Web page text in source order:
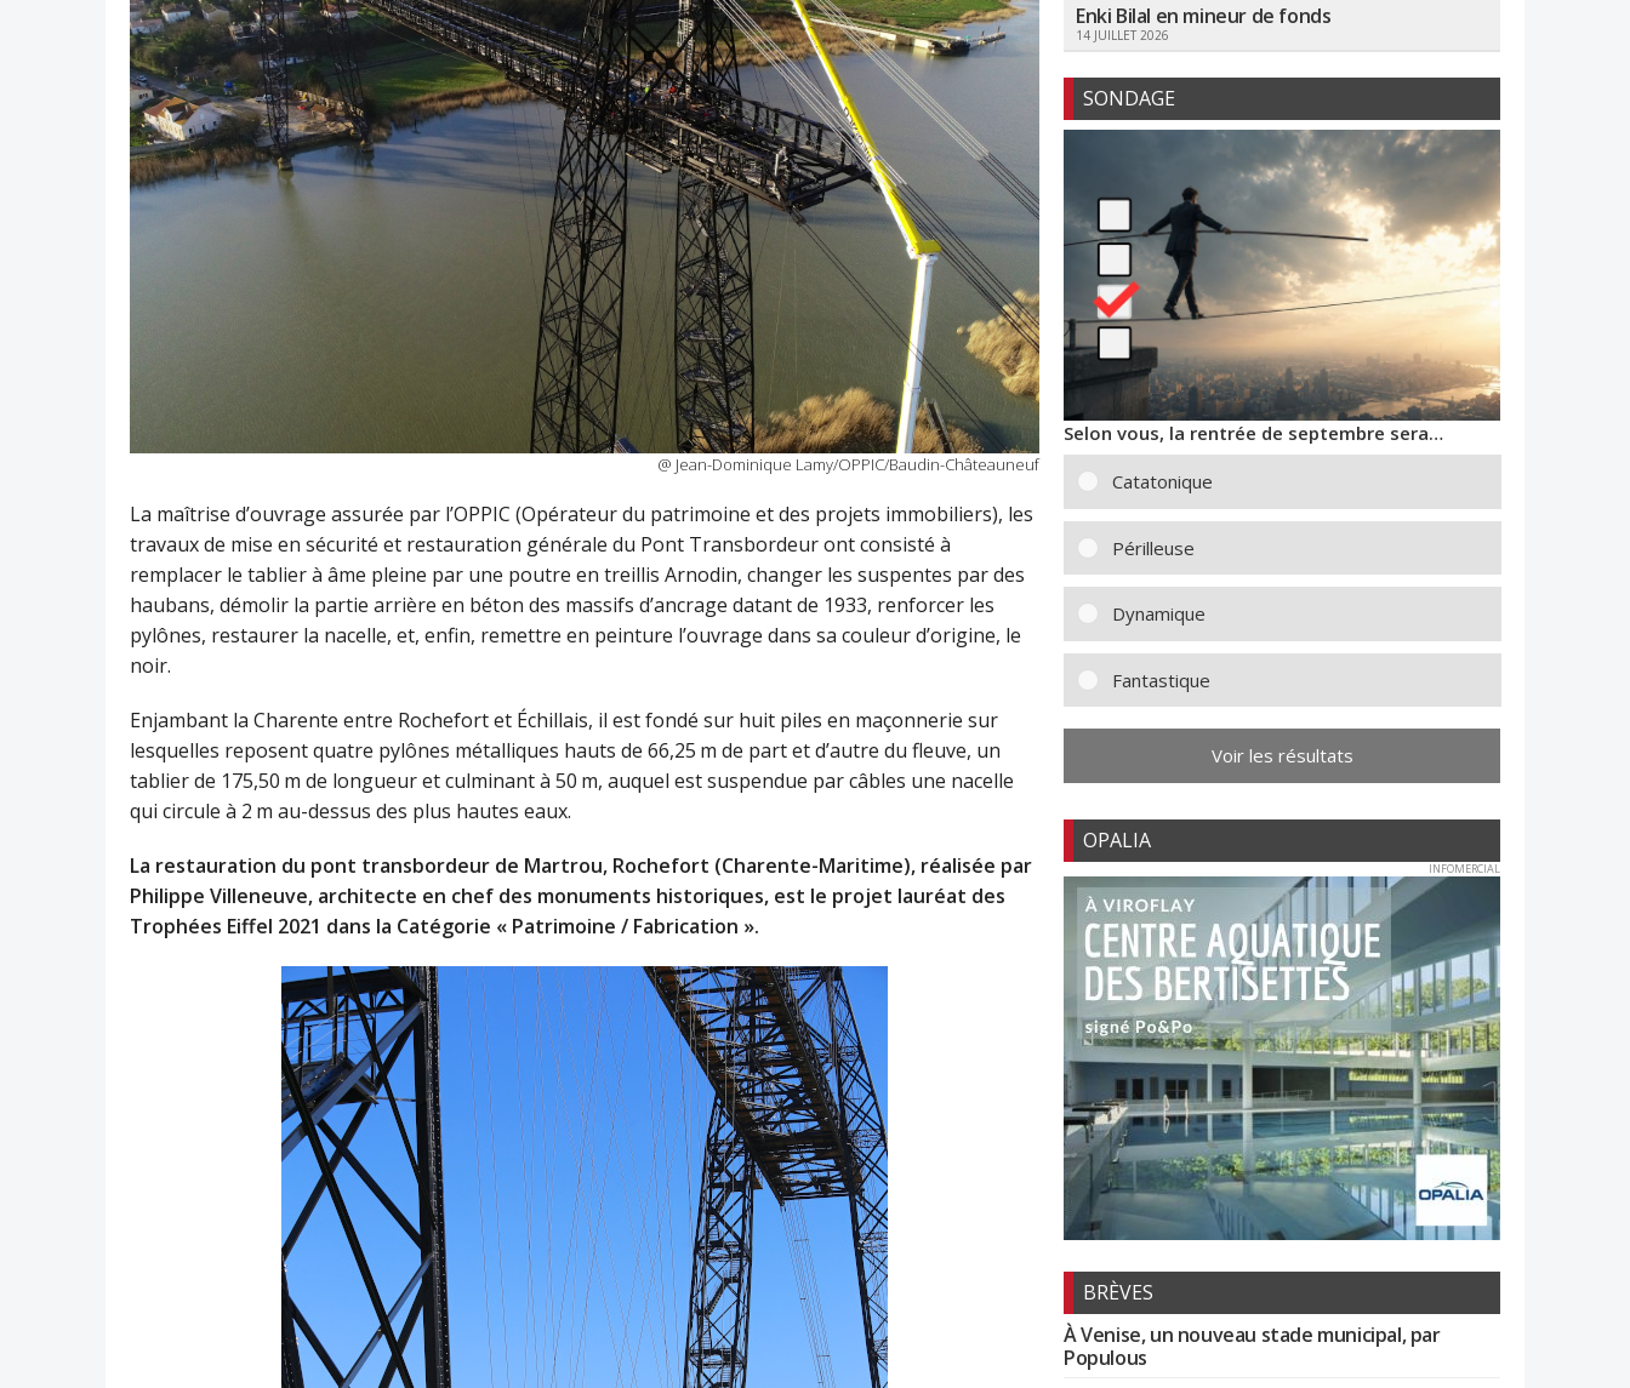
@ Jean-Dominique Lamy/OPPIC/Baudin-Châteauneuf
La maîtrise d’ouvrage assurée par l’OPPIC (Opérateur du patrimoine et des projets immobiliers), les
travaux de mise en sécurité et restauration générale du Pont Transbordeur ont consisté à
remplacer le tablier à âme pleine par une poutre en treillis Arnodin, changer les suspentes par des
haubans, démolir la partie arrière en béton des massifs d’ancrage datant de 1933, renforcer les
pylônes, restaurer la nacelle, et, enfin, remettre en peinture l’ouvrage dans sa couleur d’origine, le
noir.
Enjambant la Charente entre Rochefort et Échillais, il est fondé sur huit piles en maçonnerie sur
lesquelles reposent quatre pylônes métalliques hauts de 66,25 m de part et d’autre du fleuve, un
tablier de 175,50 m de longueur et culminant à 50 m, auquel est suspendue par câbles une nacelle
qui circule à 2 m au-dessus des plus hautes eaux.
La restauration du pont transbordeur de Martrou, Rochefort (Charente-Maritime), réalisée par
Philippe Villeneuve, architecte en chef des monuments historiques, est le projet lauréat des
Trophées Eiffel 2021 dans la Catégorie « Patrimoine / Fabrication ».
Enki Bilal en mineur de fonds
14 JUILLET 2026
SONDAGE
Selon vous, la rentrée de septembre sera…
Catatonique
Périlleuse
Dynamique
Fantastique
Voir les résultats
OPALIA
INFOMERCIAL
BRÈVES
À Venise, un nouveau stade municipal, par
Populous